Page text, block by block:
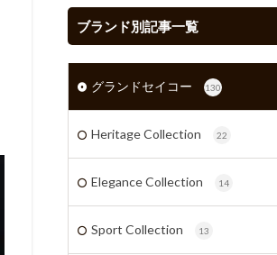
ブランド別記事一覧
グランドセイコー 130
Heritage Collection 22
Elegance Collection 14
Sport Collection 13